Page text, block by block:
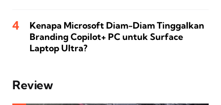
Kenapa Microsoft Diam-Diam Tinggalkan
Branding Copilot+ PC untuk Surface
Laptop Ultra?
Review